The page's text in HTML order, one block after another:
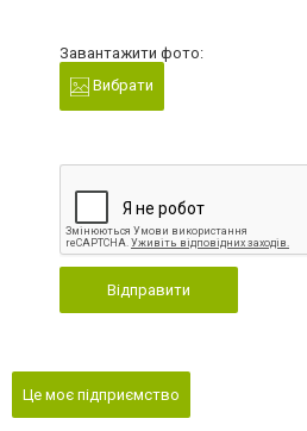
Завантажити фото:
Вибрати
Відправити
Це моє підприємство